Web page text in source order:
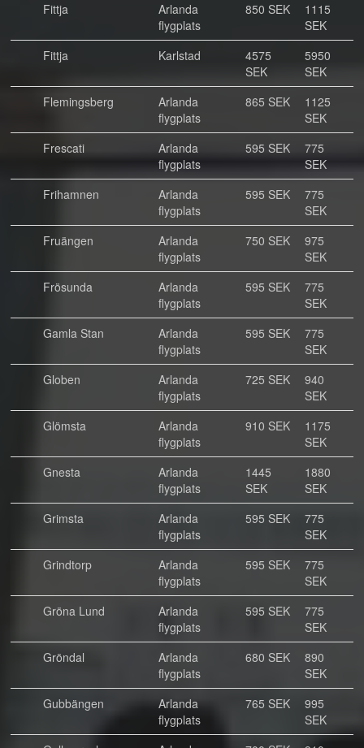
Fittja
Arlanda
flygplats
850 SEK
1115
SEK
Fittja
Karlstad
4575
SEK
5950
SEK
Flemingsberg
Arlanda
flygplats
865 SEK
1125
SEK
Frescati
Arlanda
flygplats
595 SEK
775
SEK
Frihamnen
Arlanda
flygplats
595 SEK
775
SEK
Fruängen
Arlanda
flygplats
750 SEK
975
SEK
Frösunda
Arlanda
flygplats
595 SEK
775
SEK
Gamla Stan
Arlanda
flygplats
595 SEK
775
SEK
Globen
Arlanda
flygplats
725 SEK
940
SEK
Glömsta
Arlanda
flygplats
910 SEK
1175
SEK
Gnesta
Arlanda
flygplats
1445
SEK
1880
SEK
Grimsta
Arlanda
flygplats
595 SEK
775
SEK
Grindtorp
Arlanda
flygplats
595 SEK
775
SEK
Gröna Lund
Arlanda
flygplats
595 SEK
775
SEK
Gröndal
Arlanda
flygplats
680 SEK
890
SEK
Gubbängen
Arlanda
flygplats
765 SEK
995
SEK